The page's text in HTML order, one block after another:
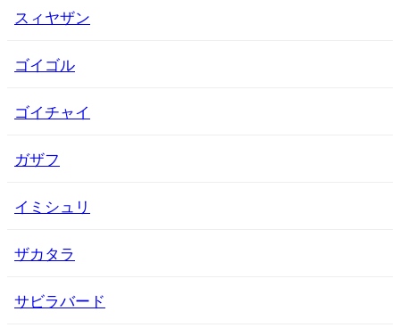
スィヤザン
ゴイゴル
ゴイチャイ
ガザフ
イミシュリ
ザカタラ
サビラバード